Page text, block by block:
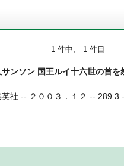
1 件中、 1 件目
サンソン 国王ルイ十六世の首
社 -- ２００３．１２ -- 289.3